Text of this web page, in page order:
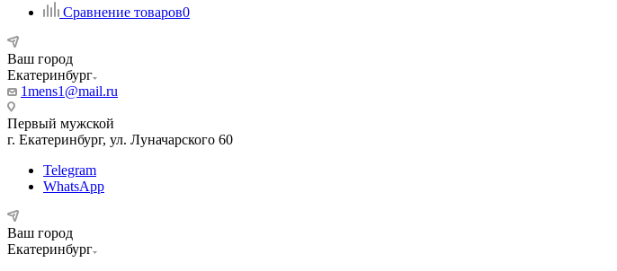
Сравнение товаров0
Ваш город
Екатеринбург
1mens1@mail.ru
Первый мужской
г. Екатеринбург, ул. Луначарского 60
Telegram
WhatsApp
Ваш город
Екатеринбург